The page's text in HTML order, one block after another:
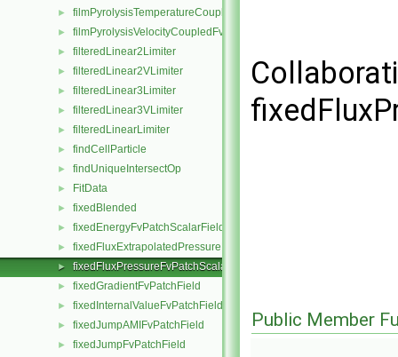
► filmPyrolysisTemperatureCoupledFvPatchScalarField
► filmPyrolysisVelocityCoupledFvPatchVectorField
► filteredLinear2Limiter
► filteredLinear2VLimiter
► filteredLinear3Limiter
► filteredLinear3VLimiter
► filteredLinearLimiter
► findCellParticle
► findUniqueIntersectOp
► FitData
► fixedBlended
► fixedEnergyFvPatchScalarField
► fixedFluxExtrapolatedPressureFvPatchScalarField
► fixedFluxPressureFvPatchScalarField
► fixedGradientFvPatchField
► fixedInternalValueFvPatchField
► fixedJumpAMIFvPatchField
► fixedJumpFvPatchField
Public Member